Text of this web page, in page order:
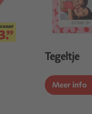
VANAF
99
Tegeltje
Meer info